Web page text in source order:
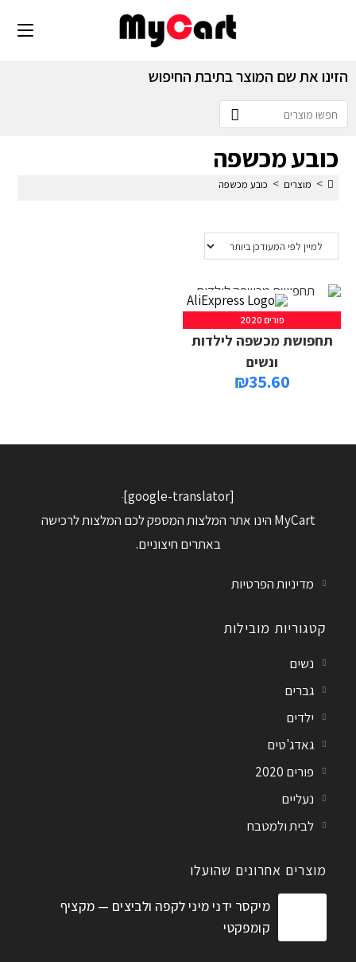
הזינו את שם המוצר בתיבת החיפוש
כובע מכשפה
> מוצרים > כובע מכשפה
פורים 2020
תחפושת מכשפה לילדות
ונשים
₪35.60
[google-translator]
MyCart הינו אתר המלצות המספק לכם המלצות לרכישה
באתרים חיצוניים.
מדיניות הפרטיות
קטגוריות מובילות
נשים
גברים
ילדים
גאדג'טים
פורים 2020
נעליים
לבית ולמטבח
מוצרים אחרונים שהועלו
מיקסר ידני מיני לקפה ולביצים — מקציף
קומפקטי